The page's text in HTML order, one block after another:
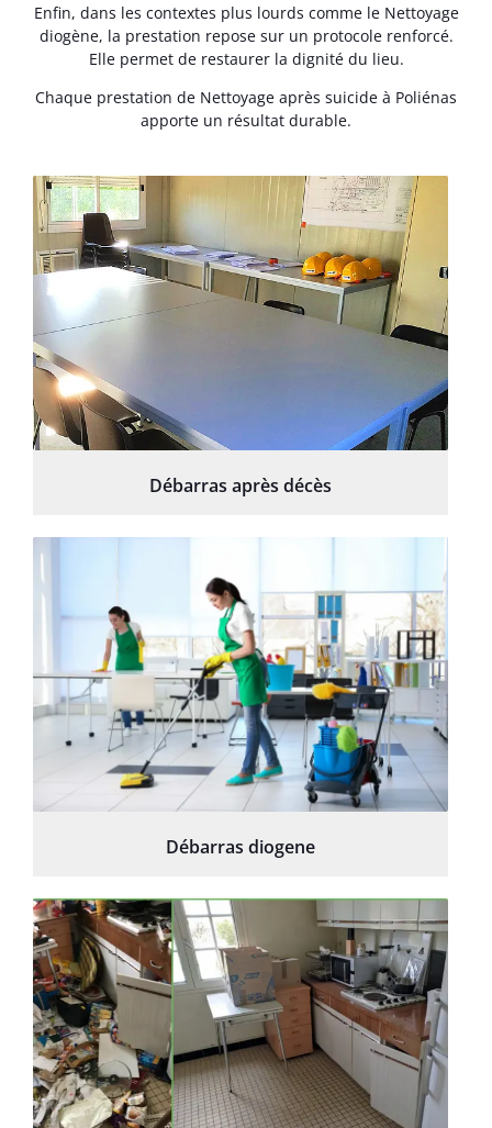
Enfin, dans les contextes plus lourds comme le Nettoyage
diogène, la prestation repose sur un protocole renforcé.
Elle permet de restaurer la dignité du lieu.
Chaque prestation de Nettoyage après suicide à Poliénas
apporte un résultat durable.
Débarras après décès
Débarras diogene